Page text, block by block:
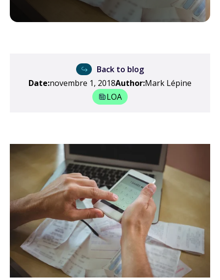
Back to blog
Date:novembre 1, 2018Author:Mark Lépine
LOA